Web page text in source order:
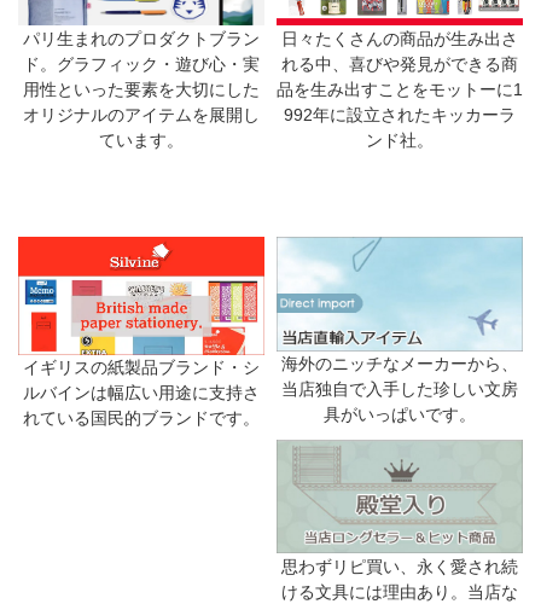
パリ生まれのプロダクトブラン
ド。グラフィック・遊び心・実
用性といった要素を大切にした
オリジナルのアイテムを展開し
ています。
日々たくさんの商品が生み出さ
れる中、喜びや発見ができる商
品を生み出すことをモットーに1
992年に設立されたキッカーラ
ンド社。
イギリスの紙製品ブランド・シ
ルバインは幅広い用途に支持さ
れている国民的ブランドです。
海外のニッチなメーカーから、
当店独自で入手した珍しい文房
具がいっぱいです。
思わずリピ買い、永く愛され続
ける文具には理由あり。当店な